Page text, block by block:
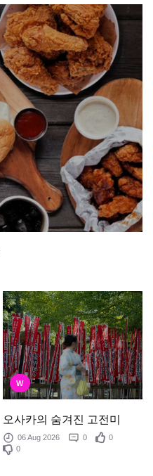
W
오사카의 숨겨진 고전미
06 Aug 2026 0
0
0